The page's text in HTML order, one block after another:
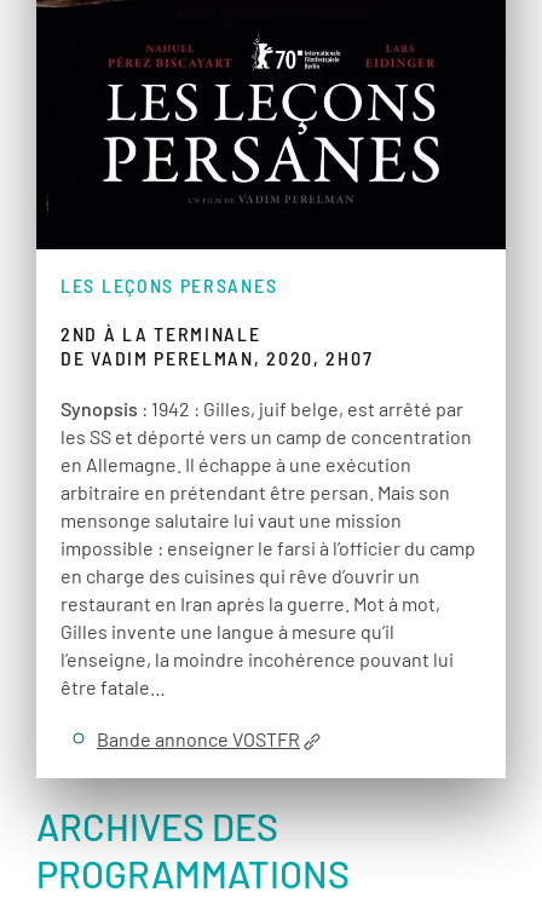
LES LEÇONS PERSANES
2ND À LA TERMINALE
DE VADIM PERELMAN, 2020, 2H07
Synopsis : 1942 : Gilles, juif belge, est arrêté par
les SS et déporté vers un camp de concentration
en Allemagne. Il échappe à une exécution
arbitraire en prétendant être persan. Mais son
mensonge salutaire lui vaut une mission
impossible : enseigner le farsi à l’officier du camp
en charge des cuisines qui rêve d’ouvrir un
restaurant en Iran après la guerre. Mot à mot,
Gilles invente une langue à mesure qu’il
l’enseigne, la moindre incohérence pouvant lui
être fatale…
Bande annonce VOSTFR
ARCHIVES DES
PROGRAMMATIONS